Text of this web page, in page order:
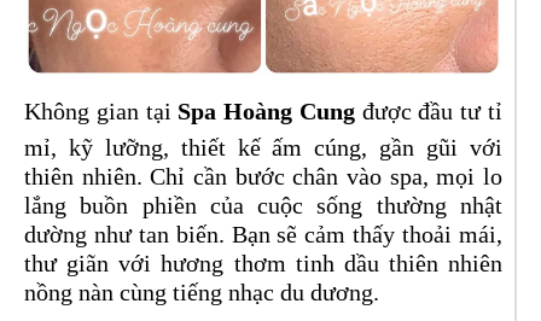
Không gian tại Spa Hoàng Cungđược đầu tư tỉ
mỉ, kỹ lưỡng, thiết kế ấm cúng, gần gũi với
thiên nhiên. Chỉ cần bước chân vào spa, mọi lo
lắng buồn phiền của cuộc sống thường nhật
dường như tan biến. Bạn sẽ cảm thấy thoải mái,
thư giãn với hương thơm tinh dầu thiên nhiên
nồng nàn cùng tiếng nhạc du dương.